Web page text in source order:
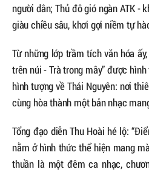
người dân; Thủ đô gió ngàn ATK -
giàu chiều sâu, khơi gợi niềm tự
Từ những lớp trầm tích văn hóa
trên núi - Trà trong mây” được
hình tượng về Thái Nguyên: nơi
cùng hòa thành một bản nhạc
Tổng đạo diễn Thu Hoài hé lộ:
nằm ở hình thức thể hiện mang
thuần là một đêm ca nhạc,